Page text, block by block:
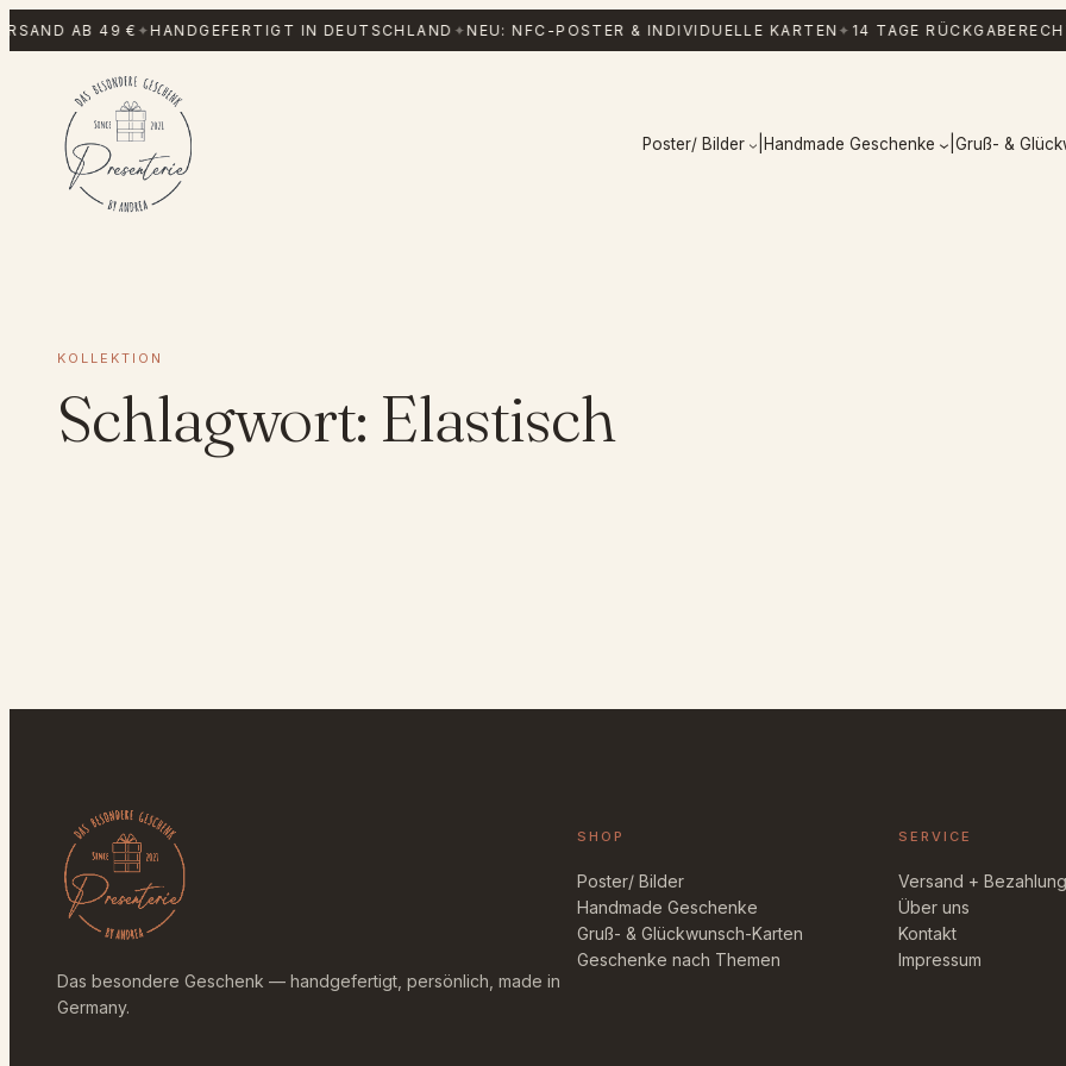
Zum
Inhalt
AB 49 €✦HANDGEFERTIGT IN DEUTSCHLAND✦NEU: NFC-POSTER & INDIVIDUELLE KARTEN✦14 TAGE
Poster/ Bilder Handmade Geschenke Gruß- &
KOLLEKTION
Schlagwort: Elastisch
Das besondere Geschenk — handgefertigt, persönlich, made in
Germany.
SHOP
Poster/ Bilder
Handmade Geschenke
Gruß- & Glückwunsch-Karten
Geschenke nach Themen
SERVICE
Versand + Bezahlung
Über uns
Kontakt
Impressum